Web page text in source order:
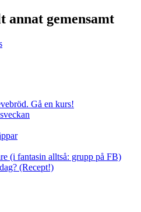
annat gemensamt
Gå en kurs!
(i fantasin alltså: grupp på FB)
(Recept!)